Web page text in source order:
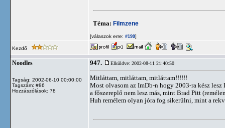
Téma: Filmzene
[válaszok erre: #199]
Kezdő
Noodles
Tagság: 2002-06-10 00:00:00
Tagszám: #86
Hozzászólások: 78
947. Elküldve: 2002-08-11 21:40:50
Mitláttam, mitláttam, mitláttam!!!!!!
Most olvasom az ImDb-n hogy 2003-ra kész
a főszereplő nem lesz más, mint Brad Pitt
Huh remélem olyan jóra fog sikerülni, mint a